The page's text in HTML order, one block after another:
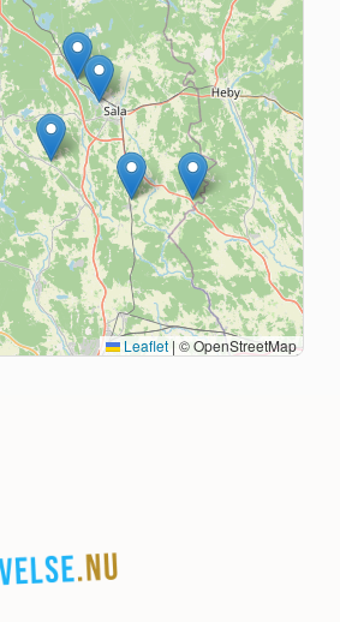
Leaflet | © OpenStreetMap